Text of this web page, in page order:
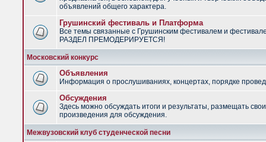
объявлений общего характера.
Грушинский фестиваль и Платформа
Все темы связанные с Грушинским фестивалем и
РАЗДЕЛ ПРЕМОДЕРИРУЕТСЯ!
Московский конкурс
Объявления
Информация о прослушиваниях, концертах, порядке
Обсуждения
Здесь можно обсуждать итоги и результаты, размещать
произведения для обсуждения.
Межвузовский клуб студенческой песни